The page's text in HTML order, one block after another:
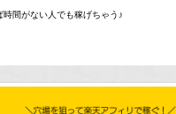
間がない人でも稼げちゃう♪